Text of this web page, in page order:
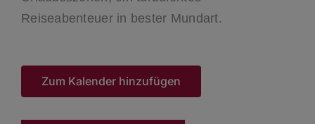
Reiseabenteuer in bester Mundart.
Zum Kalender hinzufügen